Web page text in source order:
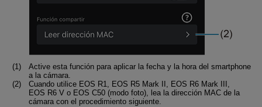
Active esta función para aplicar la fecha y la hora del smartphone
a la cámara.
Cuando utilice EOS R1, EOS R5 Mark II , EOS R6 Mark III ,
EOS R6 Vo EOS C50(modo foto), lea la dirección MAC de la
cámara con el procedimiento siguiente.